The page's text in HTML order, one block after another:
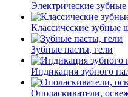
Электрические
Классические зубные
Зубные пасты, гели
Индикация зубного
Ополаскиватели,